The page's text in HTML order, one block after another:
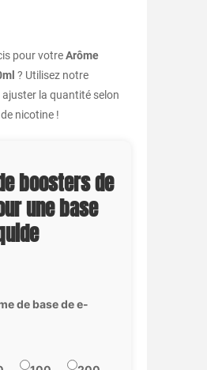
pour votreArôme
? Utilisez notre
la quantité selon
nicotine !
boosters de
une base
de base de e-